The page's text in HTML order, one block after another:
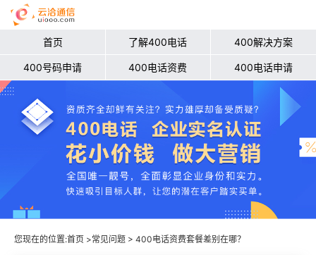
首页 了解400电话 400解决方案
400号码申请 400电话资费 400电话申请
您现在的位置:首页 >常见问题 > 400电话资费套餐差别在哪？